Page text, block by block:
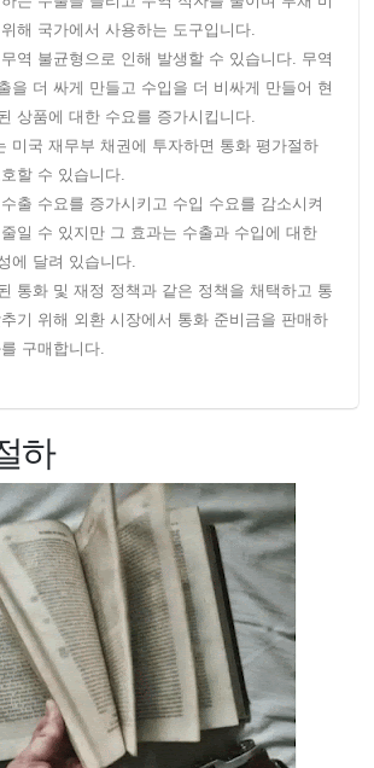
해 국가에서 사용하는 도구입니다.
역 불균형으로 인해 발생할 수 있습니다. 무역
을 더 싸게 만들고 수입을 더 비싸게 만들어 현
상품에 대한 수요를 증가시킵니다.
미국 재무부 채권에 투자하면 통화 평가절하
할 수 있습니다.
출 수요를 증가시키고 수입 수요를 감소시켜
일 수 있지만 그 효과는 수출과 수입에 대한
에 달려 있습니다.
통화 및 재정 정책과 같은 정책을 채택하고 통
기 위해 외환 시장에서 통화 준비금을 판매하
구매합니다.
하